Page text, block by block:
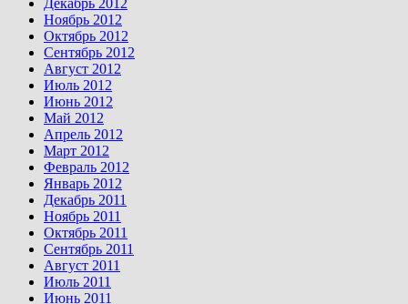
Декабрь 2012
Ноябрь 2012
Октябрь 2012
Сентябрь 2012
Август 2012
Июль 2012
Июнь 2012
Май 2012
Апрель 2012
Март 2012
Февраль 2012
Январь 2012
Декабрь 2011
Ноябрь 2011
Октябрь 2011
Сентябрь 2011
Август 2011
Июль 2011
Июнь 2011